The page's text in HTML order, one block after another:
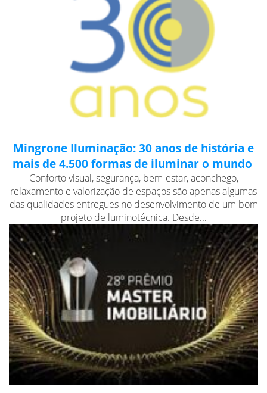
Mingrone Iluminação: 30 anos de história e
mais de 4.500 formas de iluminar o mundo
Conforto visual, segurança, bem-estar, aconchego,
relaxamento e valorização de espaços são apenas algumas
das qualidades entregues no desenvolvimento de um bom
projeto de luminotécnica. Desde...